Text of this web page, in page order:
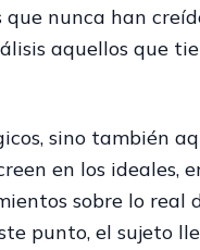
nunca han
aquellos que
sino también
en los ideales,
sobre lo
punto, el sujeto